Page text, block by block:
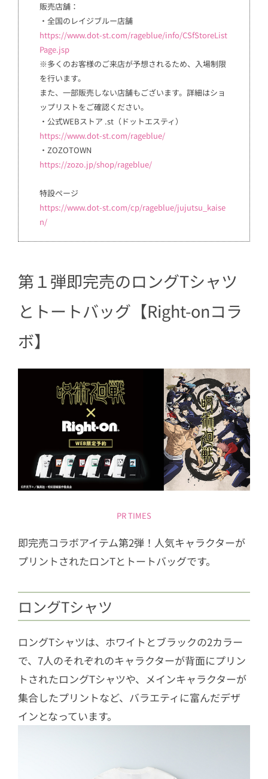
販売店舗：
・全国のレイジブルー店舗
https://www.dot-st.com/rageblue/info/CSfStoreList
Page.jsp
※多くのお客様のご来店が予想されるため、入場制限
を行います。
また、一部販売しない店舗もございます。詳細はショ
ップリストをご確認ください。
・公式WEBストア .st（ドットエスティ）
https://www.dot-st.com/rageblue/
・ZOZOTOWN
https://zozo.jp/shop/rageblue/
特設ページ
https://www.dot-st.com/cp/rageblue/jujutsu_kaise
n/
第１弾即完売のロングTシャツ
とトートバッグ【Right-onコラ
ボ】
PR TIMES
即完売コラボアイテム第2弾！人気キャラクターが
プリントされたロンTとトートバッグです。
ロングTシャツ
ロングTシャツは、ホワイトとブラックの2カラー
で、7人のそれぞれのキャラクターが背面にプリン
トされたロングTシャツや、メインキャラクターが
集合したプリントなど、バラエティに富んだデザ
インとなっています。